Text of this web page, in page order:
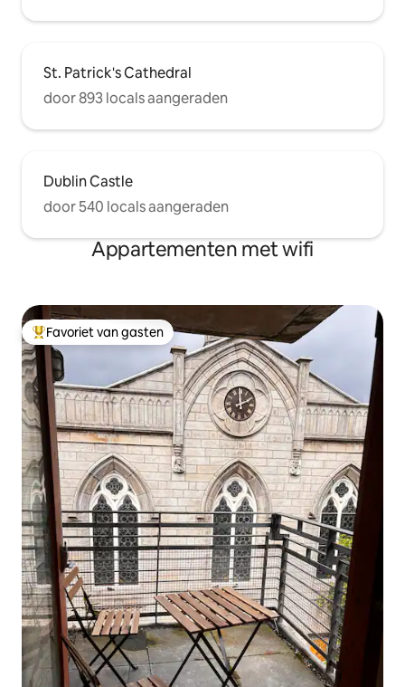
St. Patrick's Cathedral
door 893 locals aangeraden
Dublin Castle
door 540 locals aangeraden
Appartementen met wifi
Topfavoriet van gasten
Favoriet van gasten